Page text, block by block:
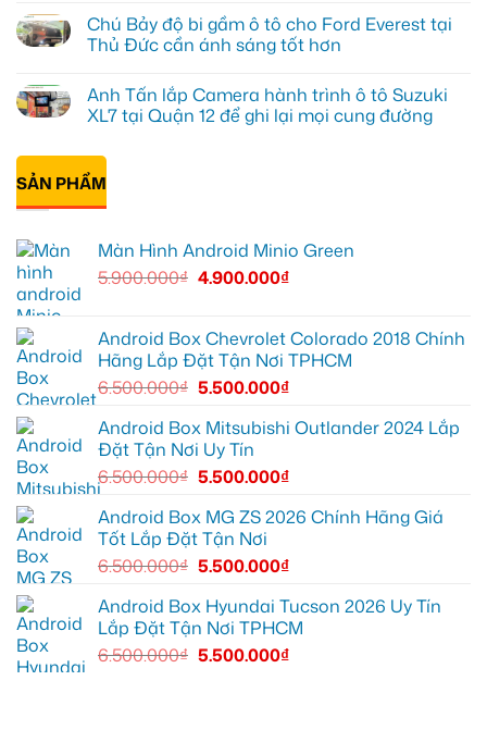
cho
Honda
CR-
Quận
12
lắp
Màn
hình
Minio
Green
cho
Quận
9
vì
thiếu
ích
bình
luận
ở
lắp
Android
box
Quận
1,
nâng
Chú Bảy độ bi gầm ô tô cho Ford Everest tại
Thủ Đức cần ánh sáng tốt hơn
bình
luận
ở
bi
gầm
ô
Ford
tại
ánh
sáng
tốt
hơn
Anh Tấn lắp Camera hành trình ô tô Suzuki
XL7 tại Quận 12 để ghi lại mọi cung đường
có
luận
ở
Anh
Camera
trình
XL7
tại
Quận
để
ghi
mọi
cung
đường
SẢN PHẨM
Màn Hình Android Minio Green
5.900.000₫ 4.900.000₫
Android Box Chevrolet Colorado 2018 Chính
Hãng Lắp Đặt Tận Nơi TPHCM
6.500.000₫ 5.500.000₫
Android Box Mitsubishi Outlander 2024 Lắp
Đặt Tận Nơi Uy Tín
6.500.000₫ 5.500.000₫
Android Box MG ZS 2026 Chính Hãng Giá
Tốt Lắp Đặt Tận Nơi
6.500.000₫ 5.500.000₫
Android Box Hyundai Tucson 2026 Uy Tín
Lắp Đặt Tận Nơi TPHCM
6.500.000₫ 5.500.000₫